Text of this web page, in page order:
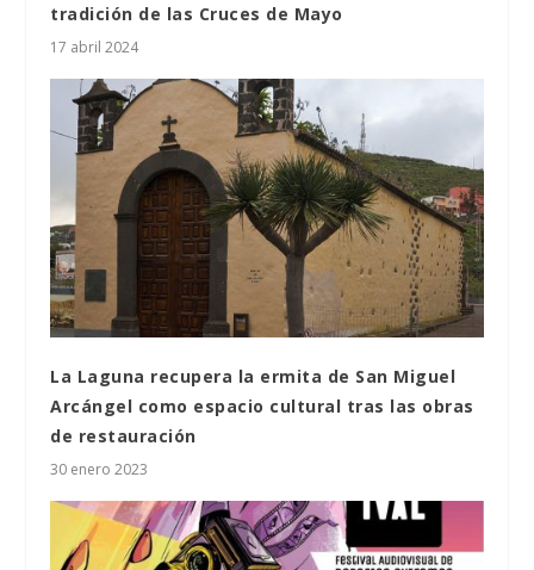
tradición de las Cruces de Mayo
17 abril 2024
La Laguna recupera la ermita de San Miguel
Arcángel como espacio cultural tras las obras
de restauración
30 enero 2023